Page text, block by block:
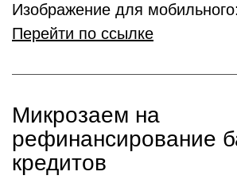
Изображение для
Перейти по ссылке
Микрозаем на
рефинансирование
кредитов